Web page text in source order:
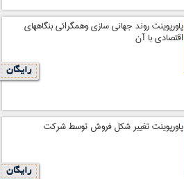
پاورپوینت روند جهانی سازی وهمگرائی بنگاههای
اقتصادی با آن
رایگان
پاورپوینت تغيير شكل فروش توسط شركت
رایگان